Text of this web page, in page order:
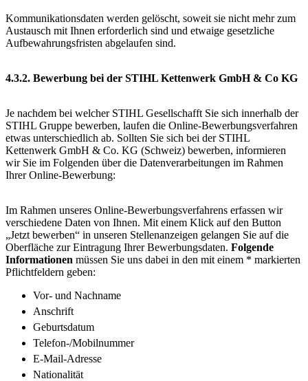
Kommunikationsdaten werden gelöscht, soweit sie nicht mehr zum
Austausch mit Ihnen erforderlich sind und etwaige gesetzliche
Aufbewahrungsfristen abgelaufen sind.
4.3.2. Bewerbung bei der STIHL Kettenwerk GmbH & Co KG
Je nachdem bei welcher STIHL Gesellschafft Sie sich innerhalb der
STIHL Gruppe bewerben, laufen die Online-Bewerbungsverfahren
etwas unterschiedlich ab. Sollten Sie sich bei der STIHL
Kettenwerk GmbH & Co. KG (Schweiz) bewerben, informieren
wir Sie im Folgenden über die Datenverarbeitungen im Rahmen
Ihrer Online-Bewerbung:
Im Rahmen unseres Online-Bewerbungsverfahrens erfassen wir
verschiedene Daten von Ihnen. Mit einem Klick auf den Button
„Jetzt bewerben“ in unseren Stellenanzeigen gelangen Sie auf die
Oberfläche zur Eintragung Ihrer Bewerbungsdaten. Folgende
Informationen müssen Sie uns dabei in den mit einem * markierten
Pflichtfeldern geben:
Vor- und Nachname
Anschrift
Geburtsdatum
Telefon-/Mobilnummer
E-Mail-Adresse
Nationalität